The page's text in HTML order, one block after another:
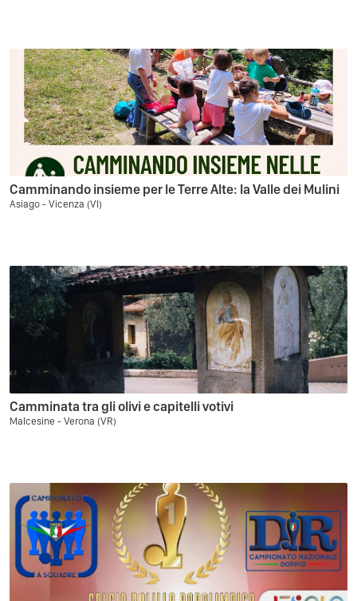
Camminando insieme per le Terre Alte: la Valle dei Mulini
Asiago - Vicenza (VI)
Camminata tra gli olivi e capitelli votivi
Malcesine - Verona (VR)